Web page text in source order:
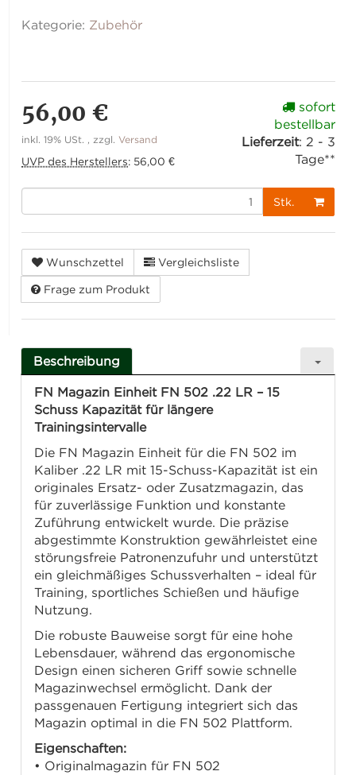
Kategorie: Zubehör
56,00 €
inkl. 19% USt. , zzgl.Versand
UVP des Herstellers: 56,00 €
sofort
bestellbar
Lieferzeit: 2 - 3
Tage**
Stk.
Wunschzettel Vergleichsliste
Frage zum Produkt
Beschreibung
FN Magazin Einheit FN 502 .22 LR – 15
Schuss Kapazität für längere
Trainingsintervalle
Die FN Magazin Einheit für die FN 502 im
Kaliber .22 LR mit 15-Schuss-Kapazität ist ein
originales Ersatz- oder Zusatzmagazin, das
für zuverlässige Funktion und konstante
Zuführung entwickelt wurde. Die präzise
abgestimmte Konstruktion gewährleistet eine
störungsfreie Patronenzufuhr und unterstützt
ein gleichmäßiges Schussverhalten – ideal für
Training, sportliches Schießen und häufige
Nutzung.
Die robuste Bauweise sorgt für eine hohe
Lebensdauer, während das ergonomische
Design einen sicheren Griff sowie schnelle
Magazinwechsel ermöglicht. Dank der
passgenauen Fertigung integriert sich das
Magazin optimal in die FN 502 Plattform.
Eigenschaften:
• Originalmagazin für FN 502